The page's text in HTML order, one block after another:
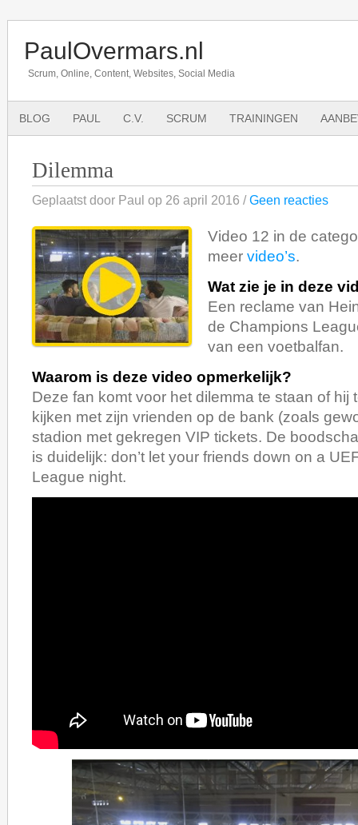
PaulOvermars.nl
Scrum, Online, Content, Websites, Social Media
BLOG PAUL C.V. SCRUM TRAININGEN
Dilemma
Geplaatst door Paul op 26 april 2016 /Geen reacties
Video 12 in de
meer video’s.
Wat zie je in deze
Een reclame van
de Champions
van een voetbalfan.
Waarom is deze video opmerkelijk?
Deze fan komt voor het dilemma te staan of hij
kijken met zijn vrienden op de bank (zoals
stadion met gekregen VIP tickets. De
is duidelijk: don’t let your friends down on a
League night.